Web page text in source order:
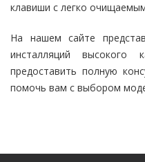
клавиши с легко
На нашем сайте
инсталляций высокого
предоставить полную
помочь вам с выбором